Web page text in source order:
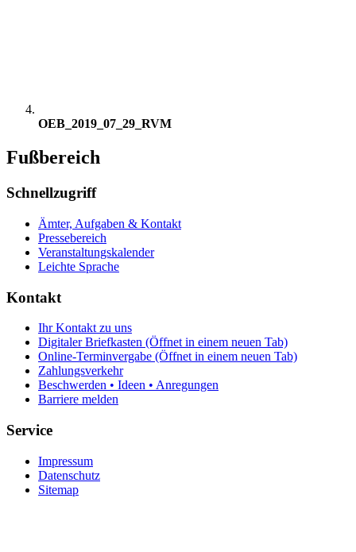
OEB_2019_07_29_RVM
Fußbereich
Schnellzugriff
Ämter, Aufgaben & Kontakt
Pressebereich
Veranstaltungskalender
Leichte Sprache
Kontakt
Ihr Kontakt zu uns
Digitaler Briefkasten (Öffnet in einem neuen Tab)
Online-Terminvergabe (Öffnet in einem neuen Tab)
Zahlungsverkehr
Beschwerden • Ideen • Anregungen
Barriere melden
Service
Impressum
Datenschutz
Sitemap